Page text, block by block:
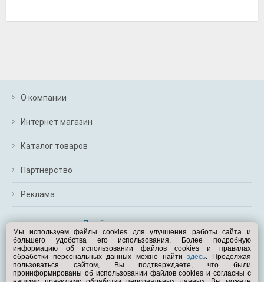
О компании
Интернет магазин
Каталог товаров
Партнерство
Реклама
Перейти на полную версию
Вам помочь?
© Exist.ru 1998—2026
Мы используем файлы cookies для улучшения работы сайта и
большего удобства его использования. Более подробную
информацию об использовании файлов cookies и правилах
обработки персональных данных можно найтиздесь. Продолжая
пользоваться сайтом, Вы подтверждаете, что были
проинформированы об использовании файлов cookies и согласны с